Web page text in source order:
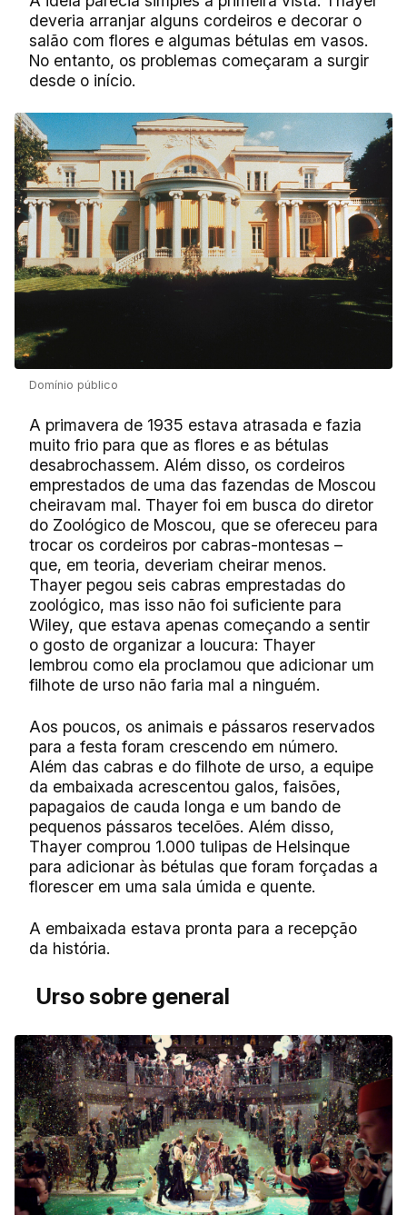
deveria arranjar alguns cordeiros e decorar o
salão com flores e algumas bétulas em vasos.
No entanto, os problemas começaram a surgir
desde o início.
Domínio público
A primavera de 1935 estava atrasada e fazia
muito frio para que as flores e as bétulas
desabrochassem. Além disso, os cordeiros
emprestados de uma das fazendas de Moscou
cheiravam mal. Thayer foi em busca do diretor
do Zoológico de Moscou, que se ofereceu para
trocar os cordeiros por cabras-montesas –
que, em teoria, deveriam cheirar menos.
Thayer pegou seis cabras emprestadas do
zoológico, mas isso não foi suficiente para
Wiley, que estava apenas começando a sentir
o gosto de organizar a loucura: Thayer
lembrou como ela proclamou que adicionar um
filhote de urso não faria mal a ninguém.
Aos poucos, os animais e pássaros reservados
para a festa foram crescendo em número.
Além das cabras e do filhote de urso, a equipe
da embaixada acrescentou galos, faisões,
papagaios de cauda longa e um bando de
pequenos pássaros tecelões. Além disso,
Thayer comprou 1.000 tulipas de Helsinque
para adicionar às bétulas que foram forçadas a
florescer em uma sala úmida e quente.
A embaixada estava pronta para a recepção
da história.
Urso sobre general